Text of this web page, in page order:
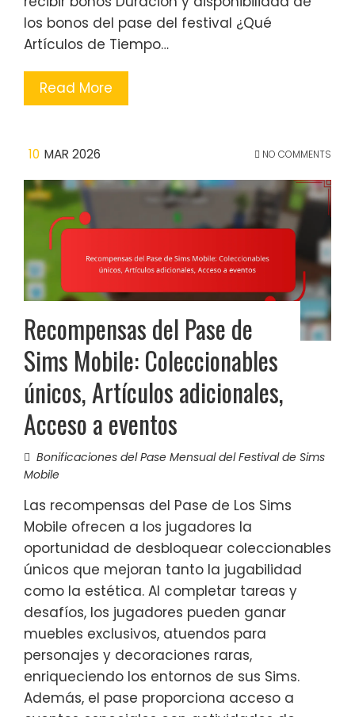
los bonos del pase del festival ¿Qué
Artículos de Tiempo…
Read More
10 MAR 2026 NO COMMENTS
Recompensas del Pase de
Sims Mobile: Coleccionables
únicos, Artículos adicionales,
Acceso a eventos
Bonificaciones del Pase Mensual del Festival de Sims
Mobile
Las recompensas del Pase de Los Sims
Mobile ofrecen a los jugadores la
oportunidad de desbloquear coleccionables
únicos que mejoran tanto la jugabilidad
como la estética. Al completar tareas y
desafíos, los jugadores pueden ganar
muebles exclusivos, atuendos para
personajes y decoraciones raras,
enriqueciendo los entornos de sus Sims.
Además, el pase proporciona acceso a